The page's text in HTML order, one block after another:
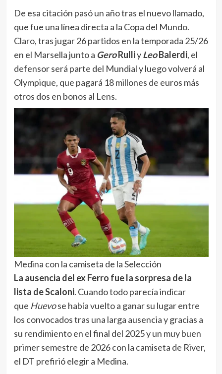
De esa citación pasó un año tras el nuevo llamado,
que fue una línea directa a la Copa del Mundo.
Claro, tras jugar 26 partidos en la temporada 25/26
en el Marsella junto a GeroRulliyLeoBalerdi, el
defensor será parte del Mundial y luego volverá al
Olympique, que pagará 18 millones de euros más
otros dos en bonos al Lens.
Medina con la camiseta de la Selección
La ausencia del ex Ferro fue la sorpresa de la
lista de Scaloni. Cuando todo parecía indicar
que Huevose había vuelto a ganar su lugar entre
los convocados tras una larga ausencia y gracias a
su rendimiento en el final del 2025 y un muy buen
primer semestre de 2026 con la camiseta de River,
el DT prefirió elegir a Medina.